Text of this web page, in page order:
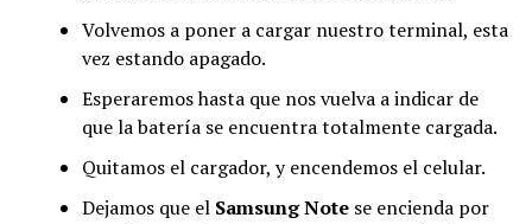
Volvemos a poner a cargar nuestro terminal, esta
vez estando apagado.
Esperaremos hasta que nos vuelva a indicar de
que la batería se encuentra totalmente cargada.
Quitamos el cargador, y encendemos el celular.
Dejamos que el Samsung Notese encienda por